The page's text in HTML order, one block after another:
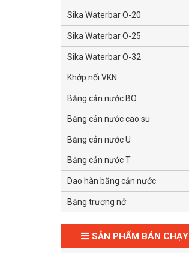
Sika Waterbar O-20
Sika Waterbar O-25
Sika Waterbar O-32
Khớp nối VKN
Băng cản nước BO
Băng cản nước cao su
Băng cản nước U
Băng cản nước T
Dao hàn băng cản nước
Băng trương nở
SẢN PHẨM BÁN CHẠY